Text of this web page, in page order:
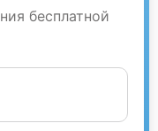
бесплатной